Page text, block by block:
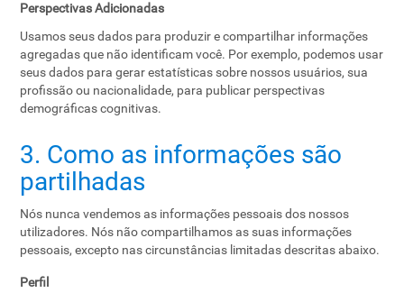
Perspectivas Adicionadas
Usamos seus dados para produzir e compartilhar informações
agregadas que não identificam você. Por exemplo, podemos usar
seus dados para gerar estatísticas sobre nossos usuários, sua
profissão ou nacionalidade, para publicar perspectivas
demográficas cognitivas.
3. Como as informações são
partilhadas
Nós nunca vendemos as informações pessoais dos nossos
utilizadores. Nós não compartilhamos as suas informações
pessoais, excepto nas circunstâncias limitadas descritas abaixo.
Perfil